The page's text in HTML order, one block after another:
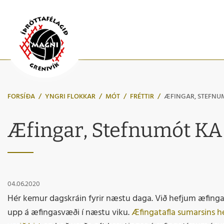
FORSÍÐA / YNGRI FLOKKAR / MÓT / FRÉTTIR / ÆFINGAR,
Æfingar, Stefnumót
04.06.2020
Hér kemur dagskráin fyrir næstu daga. Við hefjum
upp á æfingasvæði í næstu viku.Æfingatafla sumarsins